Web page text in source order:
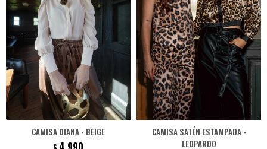
CAMISA DIANA - BEIGE
CAMISA SATÉN ESTAMPADA -
LEOPARDO